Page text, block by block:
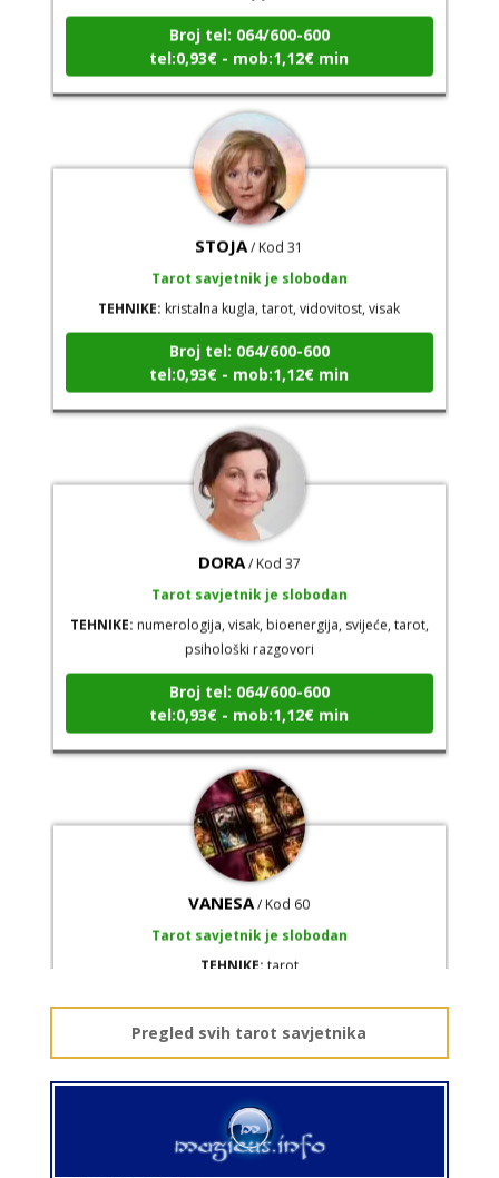
Broj tel: 064/600-600
tel:0,93€ - mob:1,12€ min
STOJA/ Kod 31
Tarot savjetnik je slobodan
TEHNIKE:kristalna kugla, tarot, vidovitost, visak
Broj tel: 064/600-600
tel:0,93€ - mob:1,12€ min
DORA/ Kod 37
numerologija, visak, bioenergija, svijeće, tarot,
psihološki razgovori
Broj tel: 064/600-600
tel:0,93€ - mob:1,12€ min
VANESA/ Kod 60
TEHNIKE:tarot
tel:0,93€ - mob:1,12€ min
Pregled svih tarot savjetnika